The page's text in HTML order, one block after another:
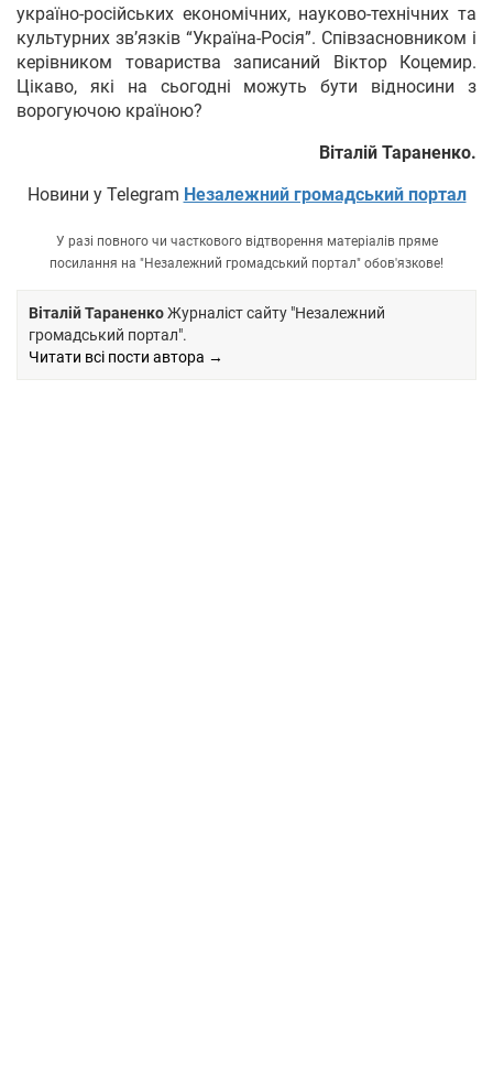
україно-російських економічних, науково-технічних та
культурних зв’язків “Україна-Росія”. Співзасновником і
керівником товариства записаний Віктор Коцемир.
Цікаво, які на сьогодні можуть бути відносини з
ворогуючою країною?
Віталій Тараненко.
Новини у Telegram Незалежний громадський портал
У разі повного чи часткового відтворення матеріалів пряме
посилання на "Незалежний громадський портал" обов'язкове!
Віталій ТараненкоЖурналіст сайту "Незалежний
громадський портал".
Читати всі пости автора →